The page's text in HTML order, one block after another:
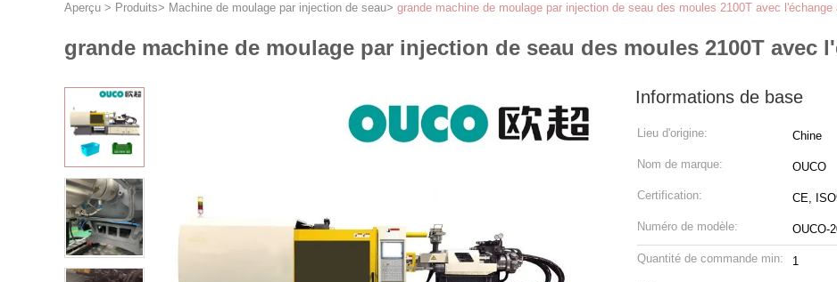
Aperçu > Produits> Machine de moulage par injection de seau> grande machine de moulage par injection de seau des moules 2100T avec l'échange
grande machine de moulage par injection de seau des moules 2100T avec
Informations de base
Lieu d'origine: Chine
Nom de marque: OUCO
Certification: CE,
Numéro de modèle: OUCO-
Quantité de commande min: 1